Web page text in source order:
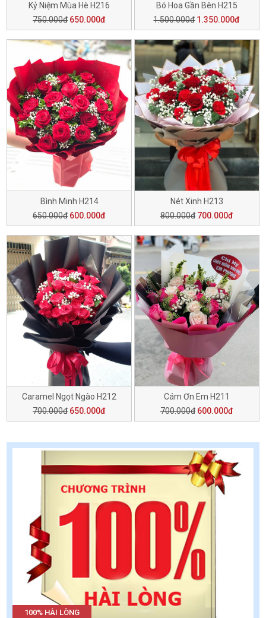
Kỷ Niệm Mùa Hè H216
750.000đ 650.000đ
Bó Hoa Gần Bên H215
1.500.000đ 1.350.000đ
Bình Minh H214
650.000đ 600.000đ
Nét Xinh H213
800.000đ 700.000đ
Caramel Ngọt Ngào H212
700.000đ 650.000đ
Cám Ơn Em H211
700.000đ 600.000đ
100% HÀI LÒNG